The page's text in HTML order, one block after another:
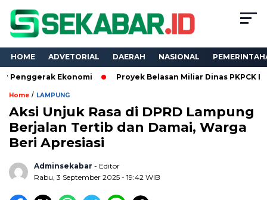
HOME ADVETORIAL DAERAH NASIONAL
Ekonomi Proyek Belasan Miliar Dinas PKPCK Lampung
Home / LAMPUNG
Aksi Unjuk Rasa di DPRD Lampung
Berjalan Tertib dan Damai, Warga
Beri Apresiasi
Adminsekabar - Editor
Rabu, 3 September 2025 - 19:42 WIB